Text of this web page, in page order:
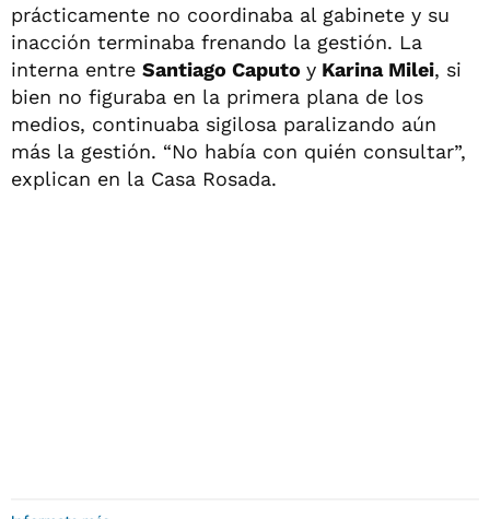
prácticamente no coordinaba al gabinete y su
inacción terminaba frenando la gestión. La
interna entre Santiago Caputo y Karina Milei, si
bien no figuraba en la primera plana de los
medios, continuaba sigilosa paralizando aún
más la gestión. “No había con quién consultar”,
explican en la Casa Rosada.